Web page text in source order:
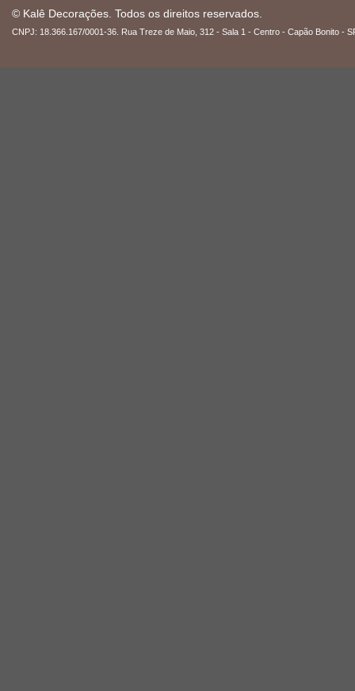
© Kalê Decorações. Todos os direitos reservados.
CNPJ: 18.366.167/0001-36. Rua Treze de Maio, 312 - Sala 1 - Centro - Capão Bonito -